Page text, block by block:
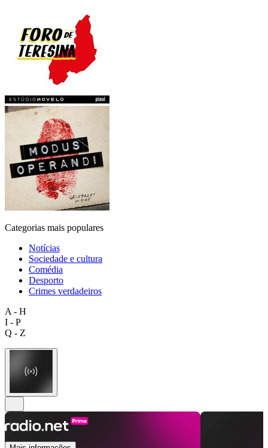
Categorias mais populares
Notícias
Sociedade e cultura
Comédia
Desporto
Crimes verdadeiros
A - H
I - P
Q - Z